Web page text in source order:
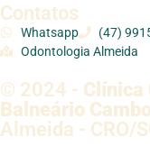
Contatos
Whatsapp (47)
Odontologia Almeida
© 2024 - Clínica
Balneário
Almeida - CRO/